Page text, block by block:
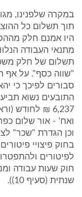
במקרה שלפנינו,
תוך תשלום כל
היו אמנם חלק
מתנאי העבודה
תשלום של חלק
"שווה כסף". על אף
סבורים לפיכך כי
התובעים נשוא
וכן הגדרת "שכר"
שנתית (סעיף 10)).